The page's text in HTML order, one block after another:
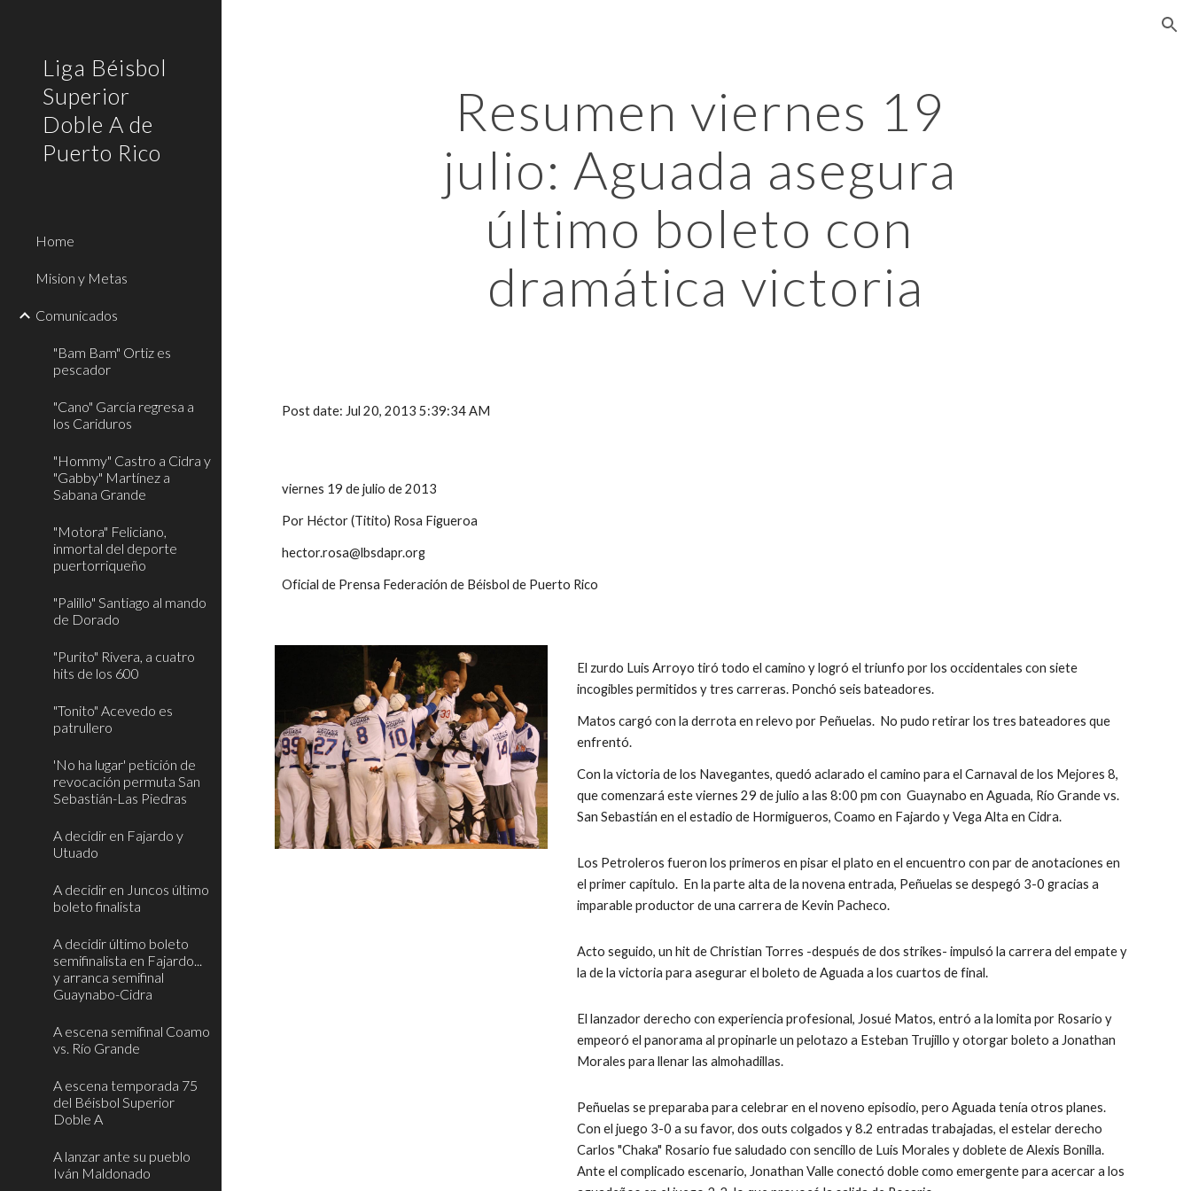
Liga Béisbol
Superior
Doble A de
Puerto Rico
Home
Mision y Metas
Comunicados
"Bam Bam" Ortiz es
pescador
"Cano" García regresa a
los Cariduros
"Hommy" Castro a Cidra y
"Gabby" Martínez a
Sabana Grande
"Motora" Feliciano,
inmortal del deporte
puertorriqueño
"Palillo" Santiago al mando
de Dorado
"Purito" Rivera, a cuatro
hits de los 600
"Tonito" Acevedo es
patrullero
'No ha lugar' petición de
revocación permuta San
Sebastián-Las Piedras
A decidir en Fajardo y
Utuado
A decidir en Juncos último
boleto finalista
A decidir último boleto
semifinalista en Fajardo...
y arranca semifinal
Guaynabo-Cidra
A escena semifinal Coamo
vs. Río Grande
A escena temporada 75
del Béisbol Superior
Doble A
A lanzar ante su pueblo
Iván Maldonado
Resumen viernes 19
julio: Aguada asegura
último boleto con
dramática victoria
Post date: Jul 20, 2013 5:39:34 AM
viernes 19 de julio de 2013
Por Héctor (Titito) Rosa Figueroa
hector.rosa@lbsdapr.org
Oficial de Prensa Federación de Béisbol de Puerto Rico
El zurdo Luis Arroyo tiró todo el camino y logró el triunfo por los occidentales con siete
incogibles permitidos y tres carreras. Ponchó seis bateadores.
Matos cargó con la derrota en relevo por Peñuelas.  No pudo retirar los tres bateadores que
enfrentó.
Con la victoria de los Navegantes, quedó aclarado el camino para el Carnaval de los Mejores 8,
que comenzará este viernes 29 de julio a las 8:00 pm con  Guaynabo en Aguada, Río Grande vs.
San Sebastián en el estadio de Hormigueros, Coamo en Fajardo y Vega Alta en Cidra.
Los Petroleros fueron los primeros en pisar el plato en el encuentro con par de anotaciones en
el primer capítulo.  En la parte alta de la novena entrada, Peñuelas se despegó 3-0 gracias a
imparable productor de una carrera de Kevin Pacheco.
Acto seguido, un hit de Christian Torres -después de dos strikes- impulsó la carrera del empate y
la de la victoria para asegurar el boleto de Aguada a los cuartos de final.
El lanzador derecho con experiencia profesional, Josué Matos, entró a la lomita por Rosario y
empeoró el panorama al propinarle un pelotazo a Esteban Trujillo y otorgar boleto a Jonathan
Morales para llenar las almohadillas.
Peñuelas se preparaba para celebrar en el noveno episodio, pero Aguada tenía otros planes.
Con el juego 3-0 a su favor, dos outs colgados y 8.2 entradas trabajadas, el estelar derecho
Carlos "Chaka" Rosario fue saludado con sencillo de Luis Morales y doblete de Alexis Bonilla.
Ante el complicado escenario, Jonathan Valle conectó doble como emergente para acercar a los